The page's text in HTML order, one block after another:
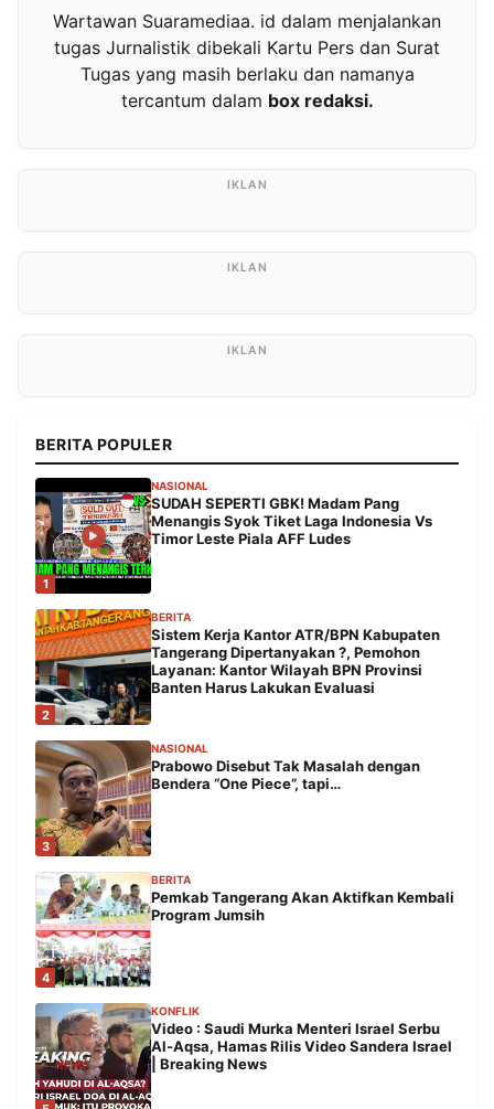
Wartawan Suaramediaa. id dalam menjalankan
tugas Jurnalistik dibekali Kartu Pers dan Surat
Tugas yang masih berlaku dan namanya
tercantum dalam box redaksi.
BERITA POPULER
1
NASIONAL
SUDAH SEPERTI GBK! Madam Pang
Menangis Syok Tiket Laga Indonesia Vs
Timor Leste Piala AFF Ludes
2
BERITA
Sistem Kerja Kantor ATR/BPN Kabupaten
Tangerang Dipertanyakan ?, Pemohon
Layanan: Kantor Wilayah BPN Provinsi
Banten Harus Lakukan Evaluasi
3
NASIONAL
Prabowo Disebut Tak Masalah dengan
Bendera “One Piece”, tapi…
4
BERITA
Pemkab Tangerang Akan Aktifkan Kembali
Program Jumsih
KONFLIK
Video : Saudi Murka Menteri Israel Serbu
Al-Aqsa, Hamas Rilis Video Sandera Israel
| Breaking News